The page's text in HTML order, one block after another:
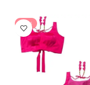
-24%